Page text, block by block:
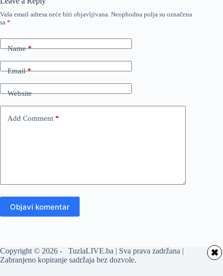
Vaša email adresa neće biti objavljivana. Neophodna polja su označena
sa *
Name*
Email*
Website
Add Comment *
Objavi komentar
Copyright © 2026 - TuzlaLIVE.ba | Sva prava zadržana |
Zabranjeno kopiranje sadržaja bez dozvole.
✖